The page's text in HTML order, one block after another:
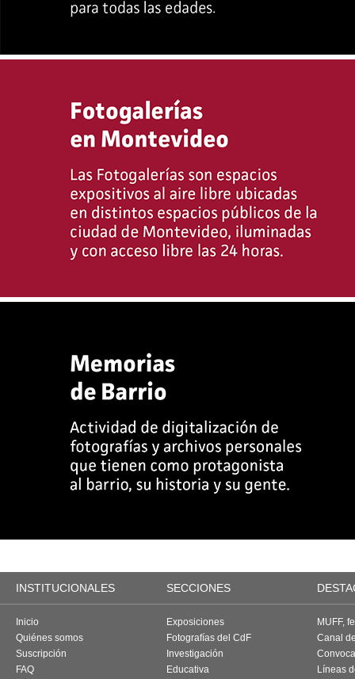
INSTITUCIONALES SECCIONES
Inicio
Quiénes somos
Suscripción
FAQ
Exposiciones
Fotografías del CdF
Investigación
Educativa
MUFF,
Canal
Líneas